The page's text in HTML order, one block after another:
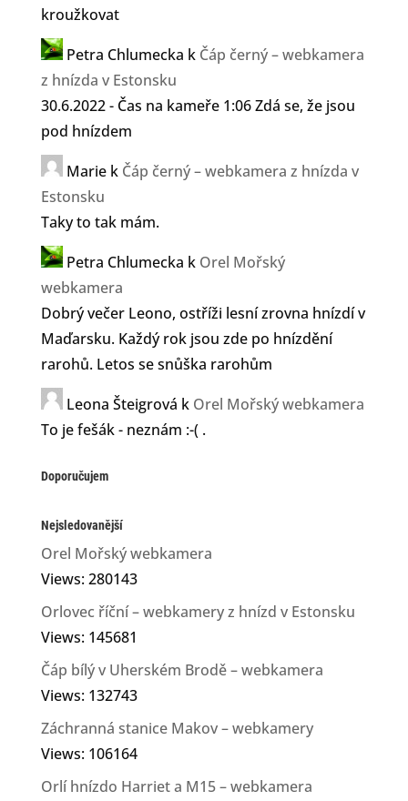
kroužkovat
Petra Chlumecka k Čáp černý – webkamera
z hnízda v Estonsku
30.6.2022 - Čas na kameře 1:06 Zdá se, že jsou
pod hnízdem
Mariek Čáp černý – webkamera z hnízda v
Estonsku
Taky to tak mám.
Petra Chlumecka k Orel Mořský
webkamera
Dobrý večer Leono, ostříži lesní zrovna hnízdí v
Maďarsku. Každý rok jsou zde po hnízdění
rarohů. Letos se snůška rarohům
Leona Šteigrová k Orel Mořský webkamera
To je fešák - neznám :-( .
Doporučujem
Nejsledovanější
Orel Mořský webkamera
Views: 280143
Orlovec říční – webkamery z hnízd v Estonsku
Views: 145681
Čáp bílý v Uherském Brodě – webkamera
Views: 132743
Záchranná stanice Makov – webkamery
Views: 106164
Orlí hnízdo Harriet a M15 – webkamera